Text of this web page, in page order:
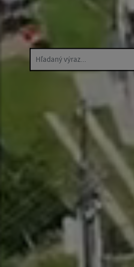
Hľadaný výraz...